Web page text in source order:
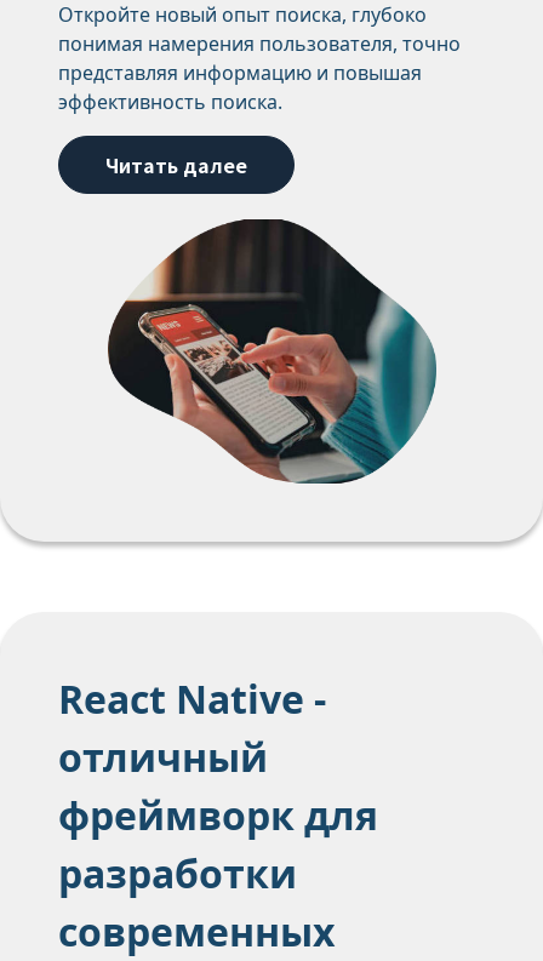
Откройте новый опыт поиска, глубоко
понимая намерения пользователя, точно
представляя информацию и повышая
эффективность поиска.
Читать далее
React Native -
отличный
фреймворк для
разработки
современных